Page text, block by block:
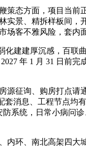
态方面，项目当前
景、精拆样板间
客不雅风险，套内
建建厚沉感，百联
年 1 月 31 日前
征询、购房打点请
消息、工程节点均
系统，日常小病问
环、南北高架四大